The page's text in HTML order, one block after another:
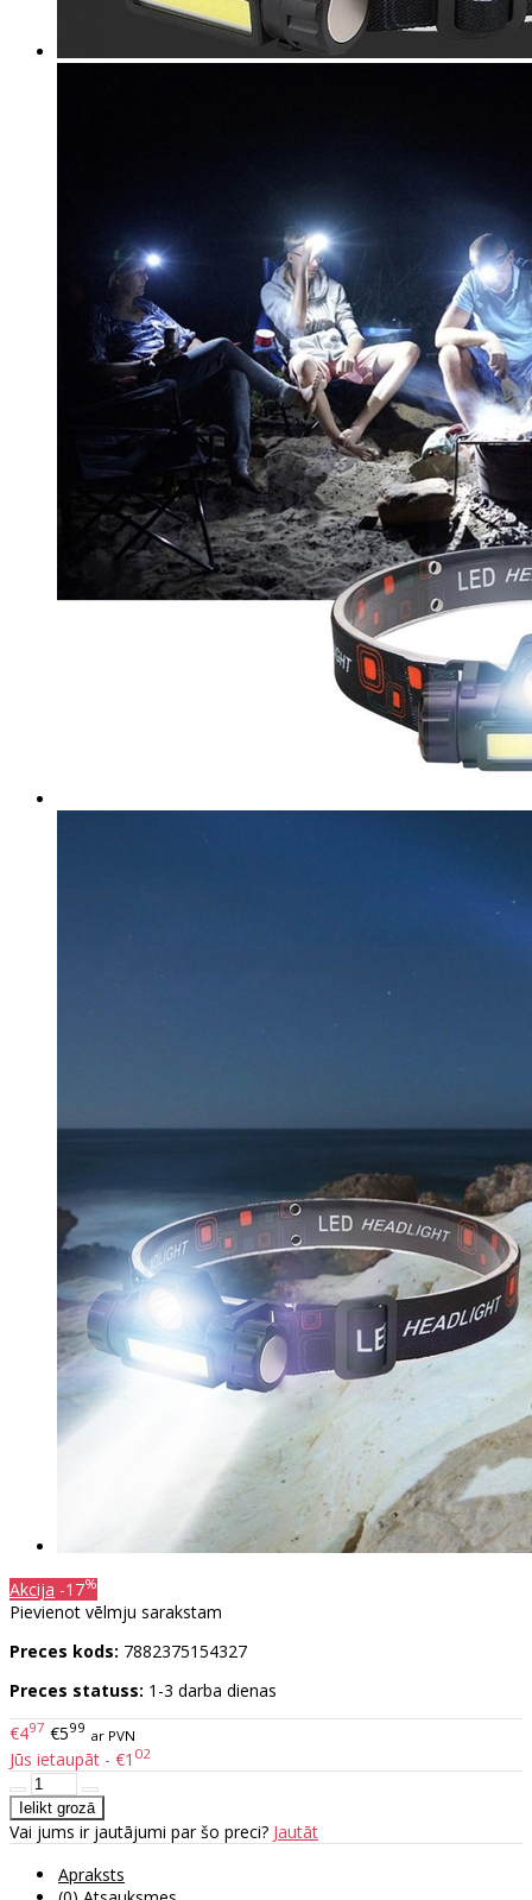
Akcija -17%
Pievienot vēlmju sarakstam
Preces kods: 7882375154327
Preces statuss: 1-3 darba dienas
€497 €599 ar PVN
Jūs ietaupāt - €1 02
Vai jums ir jautājumi par šo preci? Jautāt
Apraksts